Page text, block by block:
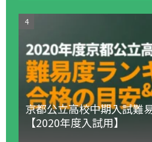
京都公立高校中期入試難
【2020年度入試用】